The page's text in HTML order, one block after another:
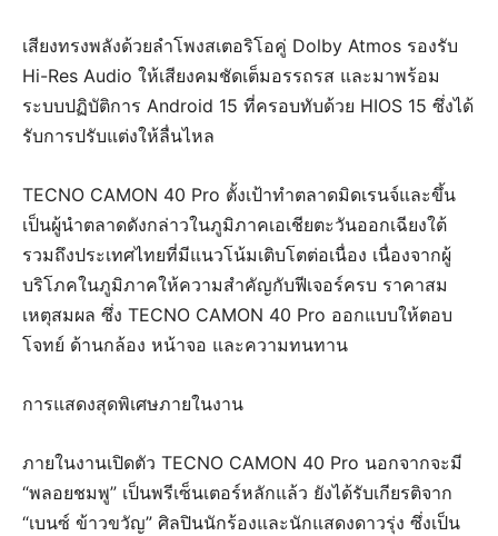
เสียงทรงพลังด้วยลำโพงสเตอริโอคู่ Dolby Atmos รองรับ
Hi-Res Audio ให้เสียงคมชัดเต็มอรรถรส และมาพร้อม
ระบบปฏิบัติการ Android 15 ที่ครอบทับด้วย HIOS 15 ซึ่งได้
รับการปรับแต่งให้ลื่นไหล
TECNO CAMON 40 Pro ตั้งเป้าทำตลาดมิดเรนจ์และขึ้น
เป็นผู้นำตลาดดังกล่าวในภูมิภาคเอเชียตะวันออกเฉียงใต้
รวมถึงประเทศไทยที่มีแนวโน้มเติบโตต่อเนื่อง เนื่องจากผู้
บริโภคในภูมิภาคให้ความสำคัญกับฟีเจอร์ครบ ราคาสม
เหตุสมผล ซึ่ง TECNO CAMON 40 Pro ออกแบบให้ตอบ
โจทย์ ด้านกล้อง หน้าจอ และความทนทาน
การแสดงสุดพิเศษภายในงาน
ภายในงานเปิดตัว TECNO CAMON 40 Pro นอกจากจะมี
“พลอยชมพู” เป็นพรีเซ็นเตอร์หลักแล้ว ยังได้รับเกียรติจาก
“เบนซ์ ข้าวขวัญ” ศิลปินนักร้องและนักแสดงดาวรุ่ง ซึ่งเป็น